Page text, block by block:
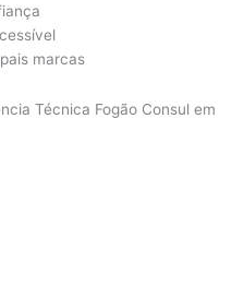
marcas
Técnica Fogão Consul em